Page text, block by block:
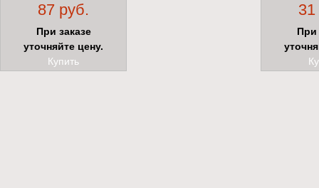
87 руб.
При заказе
уточняйте цену.
Купить
При